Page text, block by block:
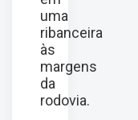
uma
ribanceira
às
margens
da
rodovia.